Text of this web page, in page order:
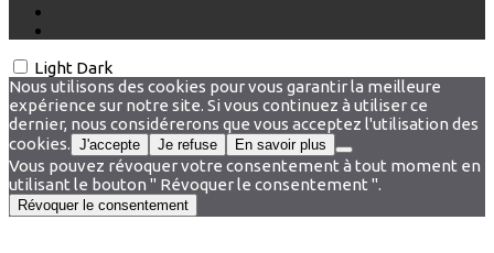
Light Dark
Nous utilisons des cookies pour vous garantir la meilleure
expérience sur notre site. Si vous continuez à utiliser ce
dernier, nous considérerons que vous acceptez l'utilisation des
cookies. J'accepte Je refuse En savoir plus
Vous pouvez révoquer votre consentement à tout moment en
utilisant le bouton " Révoquer le consentement ".
Révoquer le consentement